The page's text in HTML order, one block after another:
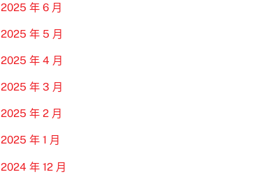
2025 年 6 月
2025 年 5 月
2025 年 4 月
2025 年 3 月
2025 年 2 月
2025 年 1 月
2024 年 12 月